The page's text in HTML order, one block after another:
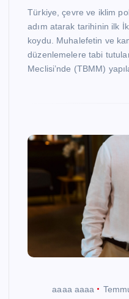
Türkiye, çevre ve iklim
adım atarak tarihinin ilk
koydu. Muhalefetin ve
düzenlemelere tabi
Meclisi’nde (TBMM)
aaaa aaaa